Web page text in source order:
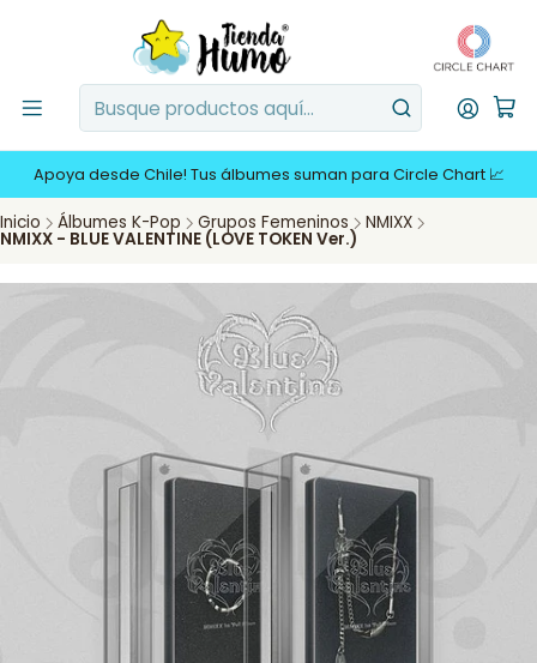
Apoya desde Chile! Tus álbumes suman para Circle Chart 📈
Inicio Álbumes K-Pop Grupos Femeninos NMIXX
NMIXX - BLUE VALENTINE (LOVE TOKEN Ver.)